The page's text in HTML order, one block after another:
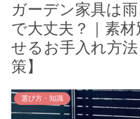
ガーデン家具は
で大丈夫？｜素
せるお手入れ方
策】
選び方・知識